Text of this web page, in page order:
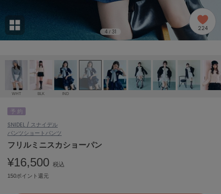
ョン雑貨 (865)
/ランジェリー (127)
ェア (121)
(124)
Ame no chi Hare
アメノチハレ
アモマ
ánuans
アニュアンス
ànuke
アンヌーク
ASICS
アシックス
4 / 31 224
WHT BLK IND
予 約
SNIDEL / スナイデル
パンツショートパンツ
フリルミニスカショーパン
¥16,500 税込
150ポイント還元